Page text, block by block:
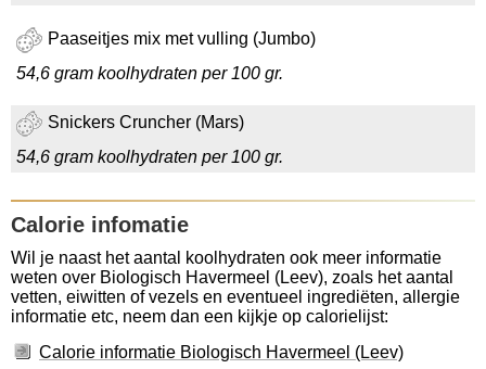
Paaseitjes mix met vulling (Jumbo)
54,6 gram koolhydraten per 100 gr.
Snickers Cruncher (Mars)
54,6 gram koolhydraten per 100 gr.
Calorie infomatie
Wil je naast het aantal koolhydraten ook meer informatie
weten over Biologisch Havermeel (Leev), zoals het aantal
vetten, eiwitten of vezels en eventueel ingrediëten, allergie
informatie etc, neem dan een kijkje op calorielijst:
Calorie informatie Biologisch Havermeel (Leev)